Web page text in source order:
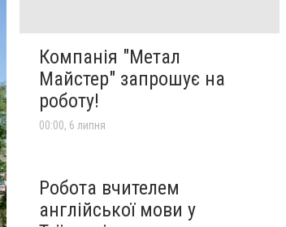
Компанія "Метал
Майстер" запрошує на
роботу!
00:00, 6 липня
Робота вчителем
англійської мови у